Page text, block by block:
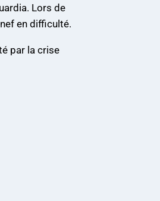
Lors de
en difficulté.
par la crise